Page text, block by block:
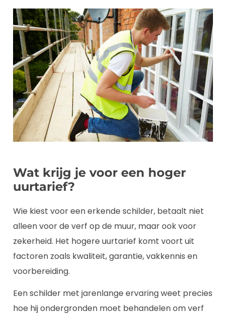
Wat krijg je voor een hoger
uurtarief?
Wie kiest voor een erkende schilder, betaalt niet
alleen voor de verf op de muur, maar ook voor
zekerheid. Het hogere uurtarief komt voort uit
factoren zoals kwaliteit, garantie, vakkennis en
voorbereiding.
Een schilder met jarenlange ervaring weet precies
hoe hij ondergronden moet behandelen om verf